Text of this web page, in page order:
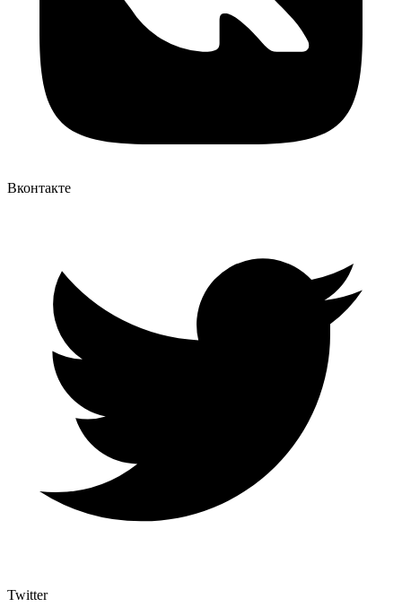
Вконтакте
Twitter